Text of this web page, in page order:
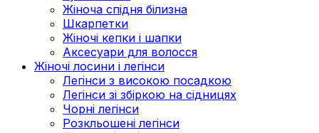
Жіноча спідня білизна
Шкарпетки
Жіночі кепки і шапки
Аксесуари для волосся
Жіночі лосини і легінси
Легінси з високою посадкою
Легінси зі збіркою на сідницях
Чорні легінси
Розкльошені легінси